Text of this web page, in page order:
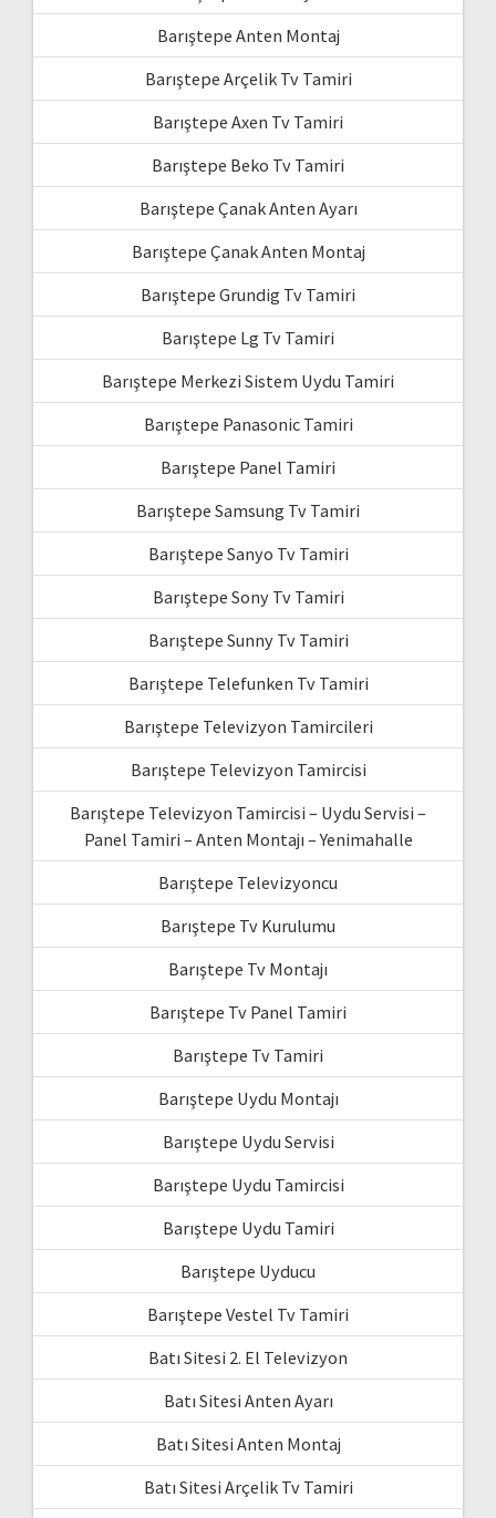
Barıştepe Anten Montaj
Barıştepe Arçelik Tv Tamiri
Barıştepe Axen Tv Tamiri
Barıştepe Beko Tv Tamiri
Barıştepe Çanak Anten Ayarı
Barıştepe Çanak Anten Montaj
Barıştepe Grundig Tv Tamiri
Barıştepe Lg Tv Tamiri
Barıştepe Merkezi Sistem Uydu Tamiri
Barıştepe Panasonic Tamiri
Barıştepe Panel Tamiri
Barıştepe Samsung Tv Tamiri
Barıştepe Sanyo Tv Tamiri
Barıştepe Sony Tv Tamiri
Barıştepe Sunny Tv Tamiri
Barıştepe Telefunken Tv Tamiri
Barıştepe Televizyon Tamircileri
Barıştepe Televizyon Tamircisi
Barıştepe Televizyon Tamircisi – Uydu Servisi –
Panel Tamiri – Anten Montajı – Yenimahalle
Barıştepe Televizyoncu
Barıştepe Tv Kurulumu
Barıştepe Tv Montajı
Barıştepe Tv Panel Tamiri
Barıştepe Tv Tamiri
Barıştepe Uydu Montajı
Barıştepe Uydu Servisi
Barıştepe Uydu Tamircisi
Barıştepe Uydu Tamiri
Barıştepe Uyducu
Barıştepe Vestel Tv Tamiri
Batı Sitesi 2. El Televizyon
Batı Sitesi Anten Ayarı
Batı Sitesi Anten Montaj
Batı Sitesi Arçelik Tv Tamiri